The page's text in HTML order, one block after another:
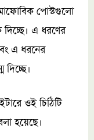
পোস্টগুলো
দিচ্ছে। এ ধরণের
এ ধরনের
ওই চিঠিটি
হয়েছে।